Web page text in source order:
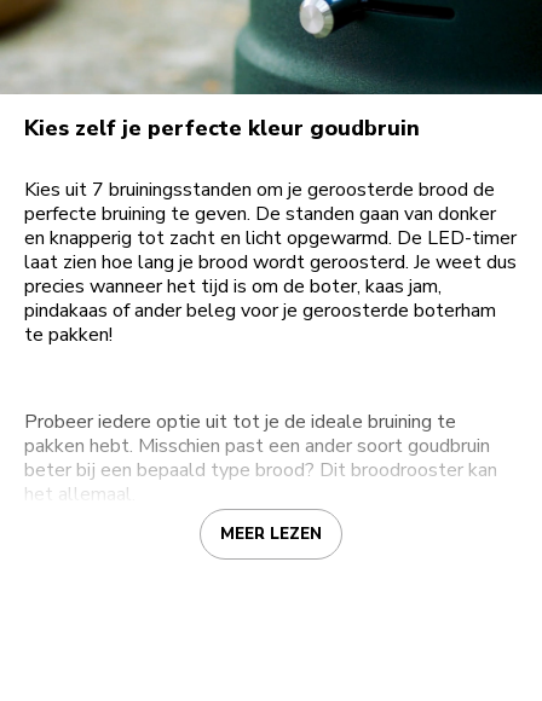
Kies zelf je perfecte kleur goudbruin
Kies uit 7 bruiningsstanden om je geroosterde brood de
perfecte bruining te geven. De standen gaan van donker
en knapperig tot zacht en licht opgewarmd. De LED-timer
laat zien hoe lang je brood wordt geroosterd. Je weet dus
precies wanneer het tijd is om de boter, kaas jam,
pindakaas of ander beleg voor je geroosterde boterham
te pakken!
Probeer iedere optie uit tot je de ideale bruining te
pakken hebt. Misschien past een ander soort goudbruin
beter bij een bepaald type brood? Dit broodrooster kan
het allemaal.
MEER LEZEN